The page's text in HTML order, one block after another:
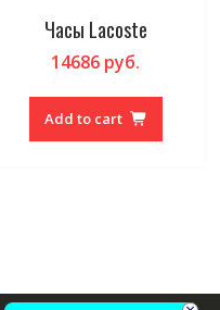
Часы Lacoste
14686 руб.
Add to cart